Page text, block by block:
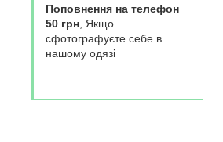
Поповнення на телефон
50 грн, Якщо
сфотографуєте себе в
нашому одязі